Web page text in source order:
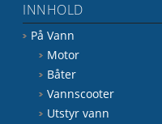
INNHOLD
På Vann
Motor
Båter
Vannscooter
Utstyr vann